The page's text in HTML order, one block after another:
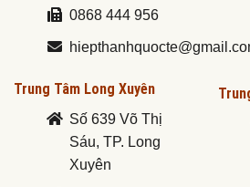
0868 444 956
Trung Tâm Long Xuyên
Số 639 Võ Thị
Sáu, TP. Long
Xuyên